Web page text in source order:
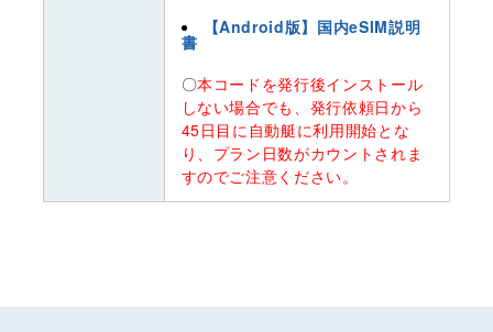
【Android版】国内eSIM説明
書
〇本コードを発行後インストール
しない場合でも、発行依頼日から
45日目に自動艇に利用開始とな
り、プラン日数がカウントされま
すのでご注意ください。